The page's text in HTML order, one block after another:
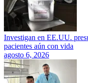
Investigan en EE.UU.
pacientes aún con vida
agosto 6, 2026